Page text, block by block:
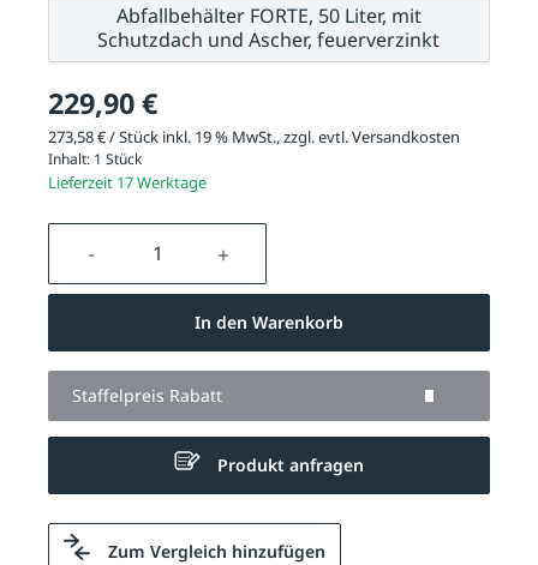
229,90 €
273,58 € / Stück inkl. 19 % MwSt., zzgl. evtl.Versandkosten
Inhalt: 1 Stück
Lieferzeit 17 Werktage
Produkt Anzahl: Gib den
In den Warenkorb
Staffelpreis Rabatt
Produkt anfragen
Zum Vergleich hinzufügen
Abfallbehälter FORTE, 50 Liter, mit
Schutzdach und Ascher, feuerverzinkt